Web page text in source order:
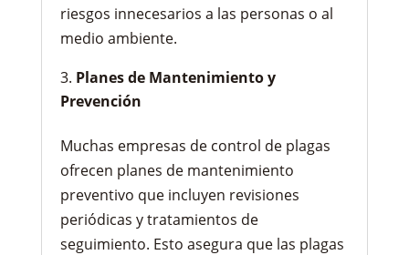
riesgos innecesarios a las personas o al
medio ambiente.
Planes de Mantenimiento y
Prevención
Muchas empresas de control de plagas
ofrecen planes de mantenimiento
preventivo que incluyen revisiones
periódicas y tratamientos de
seguimiento. Esto asegura que las plagas